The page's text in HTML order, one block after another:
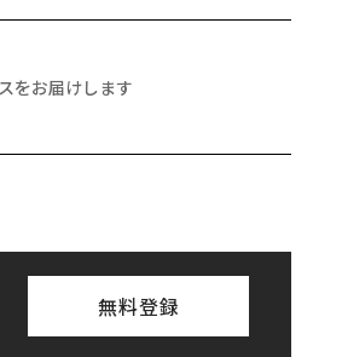
をお届けします
無料登録